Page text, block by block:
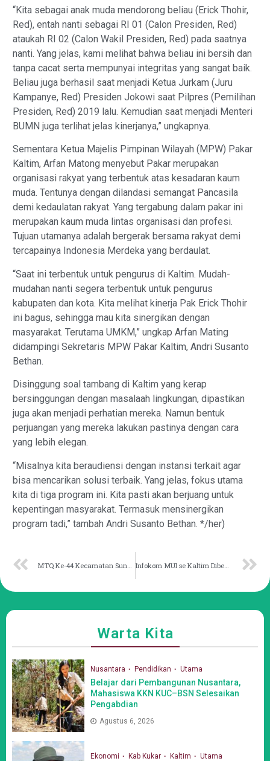
“Kita sebagai anak muda mendorong beliau (Erick Thohir,
Red), entah nanti sebagai RI 01 (Calon Presiden, Red)
ataukah RI 02 (Calon Wakil Presiden, Red) pada saatnya
nanti. Yang jelas, kami melihat bahwa beliau ini bersih dan
tanpa cacat serta mempunyai integritas yang sangat baik.
Beliau juga berhasil saat menjadi Ketua Jurkam (Juru
Kampanye, Red) Presiden Jokowi saat Pilpres (Pemilihan
Presiden, Red) 2019 lalu. Kemudian saat menjadi Menteri
BUMN juga terlihat jelas kinerjanya,” ungkapnya.
Sementara Ketua Majelis Pimpinan Wilayah (MPW) Pakar
Kaltim, Arfan Matong menyebut Pakar merupakan
organisasi rakyat yang terbentuk atas kesadaran kaum
muda. Tentunya dengan dilandasi semangat Pancasila
demi kedaulatan rakyat. Yang tergabung dalam pakar ini
merupakan kaum muda lintas organisasi dan profesi.
Tujuan utamanya adalah bergerak bersama rakyat demi
tercapainya Indonesia Merdeka yang berdaulat.
“Saat ini terbentuk untuk pengurus di Kaltim. Mudah-
mudahan nanti segera terbentuk untuk pengurus
kabupaten dan kota. Kita melihat kinerja Pak Erick Thohir
ini bagus, sehingga mau kita sinergikan dengan
masyarakat. Terutama UMKM,” ungkap Arfan Mating
didampingi Sekretaris MPW Pakar Kaltim, Andri Susanto
Bethan.
Disinggung soal tambang di Kaltim yang kerap
bersinggungan dengan masalaah lingkungan, dipastikan
juga akan menjadi perhatian mereka. Namun bentuk
perjuangan yang mereka lakukan pastinya dengan cara
yang lebih elegan.
“Misalnya kita beraudiensi dengan instansi terkait agar
bisa mencarikan solusi terbaik. Yang jelas, fokus utama
kita di tiga program ini. Kita pasti akan berjuang untuk
kepentingan masyarakat. Termasuk mensinergikan
program tadi,” tambah Andri Susanto Bethan. */her)
Infokom MUI se Kaltim Dibekali Ilmu Kepenulisan dan Pengelolaan Konten Youtube
Warta Kita
Nusantara Pendidikan Utama
Belajar dari Pembangunan Nusantara,
Mahasiswa KKN KUC–BSN Selesaikan
Pengabdian
Agustus 6, 2026
Ekonomi Kab Kukar Kaltim Utama